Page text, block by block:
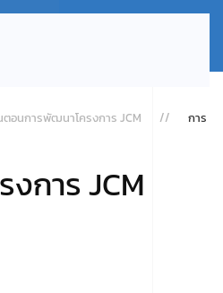
อนการพัฒนาโครงการ JCM
การ
การ JCM